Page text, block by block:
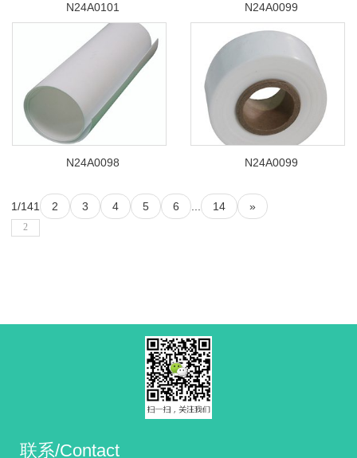
N24A0101 N24A0099
N24A0098 N24A0099
1/141 2 3 4 5 6 14 »
联系/Contact